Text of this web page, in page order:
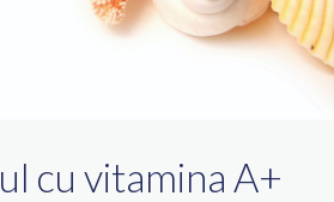
cu vitamina A+